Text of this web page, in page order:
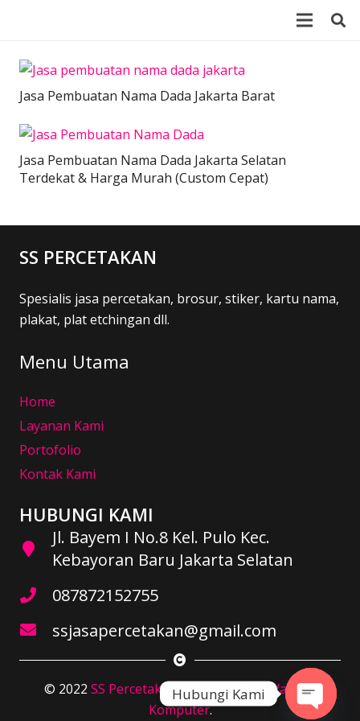
Jasa Pembuatan Nama Dada Jakarta Barat
Jasa Pembuatan Nama Dada Jakarta Selatan
Terdekat & Harga Murah (Custom Cepat)
SS PERCETAKAN
Spesialis jasa percetakan, brosur, stiker, kartu nama,
plakat, plat etchingan dll.
Menu Utama
Home
Layanan Kami
Portofolio
Kontak Kami
HUBUNGI KAMI
Jl. Bayem I No.8 Kel. Pulo Kec.
Kebayoran Baru Jakarta Selatan
087872152755
ssjasapercetakan@gmail.com
© 2022 SS Percetakan . Developed by Warung
Komputer.
Hubungi Kami